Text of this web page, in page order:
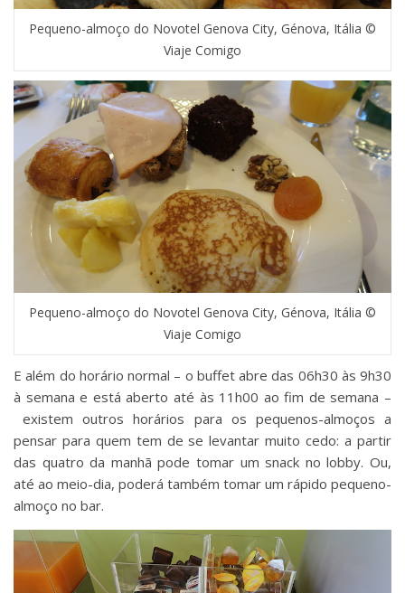
Pequeno-almoço do Novotel Genova City, Génova, Itália ©
Viaje Comigo
Pequeno-almoço do Novotel Genova City, Génova, Itália ©
Viaje Comigo
E além do horário normal – o buffet abre das 06h30 às 9h30
à semana e está aberto até às 11h00 ao fim de semana –
existem outros horários para os pequenos-almoços a
pensar para quem tem de se levantar muito cedo: a partir
das quatro da manhã pode tomar um snack no lobby. Ou,
até ao meio-dia, poderá também tomar um rápido pequeno-
almoço no bar.